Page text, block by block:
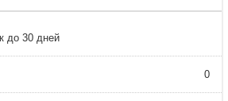
до 30 дней
0